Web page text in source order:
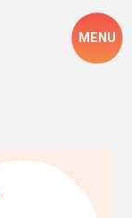
MENU